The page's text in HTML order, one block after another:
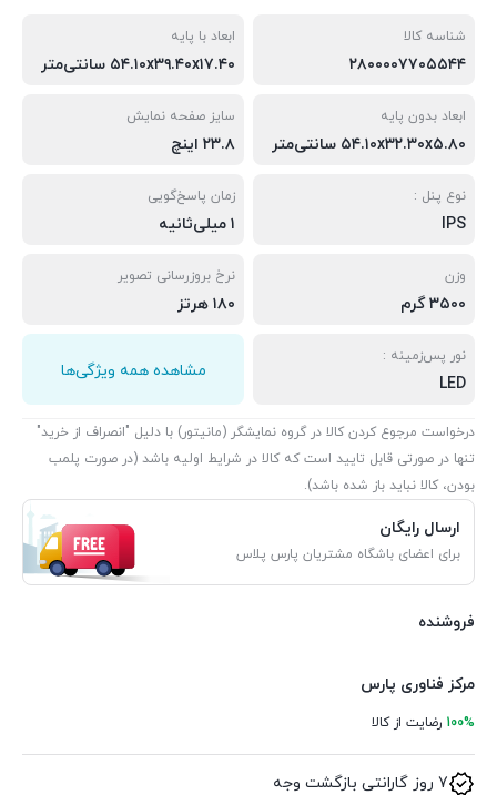
شناسه کالا
۲۸۰۰۰۰۷۷۰۵۵۴۴
ابعاد با پایه
۵۴.۱۰x۳۹.۴۰x۱۷.۴۰ سانتی‌متر
ابعاد بدون پایه
۵۴.۱۰x۳۲.۳۰x۵.۸۰ سانتی‌متر
سایز صفحه نمایش
۲۳.۸ اینچ
نوع پنل :
IPS
زمان پاسخ‌گویی
۱ میلی‌ثانیه
وزن
۳۵۰۰ گرم
نرخ بروزرسانی تصویر
۱۸۰ هرتز
نور پس‌زمینه :
LED
مشاهده همه ویژگی‌ها
درخواست مرجوع کردن کالا در گروه نمایشگر (مانیتور) با دلیل "انصراف از خرید"
تنها در صورتی قابل تایید است که کالا در شرایط اولیه باشد (در صورت پلمب
بودن، کالا نباید باز شده باشد).
ارسال رایگان
برای اعضای باشگاه مشتریان پارس پلاس
فروشنده
مرکز فناوری پارس
100% رضایت از کالا
7 روز گارانتی بازگشت وجه